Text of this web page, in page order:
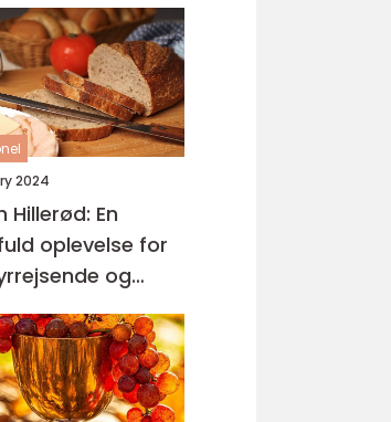
2024
Hillerød: En
oplevelse for
og